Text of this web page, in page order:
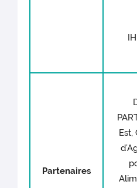
Partenaires
Est,